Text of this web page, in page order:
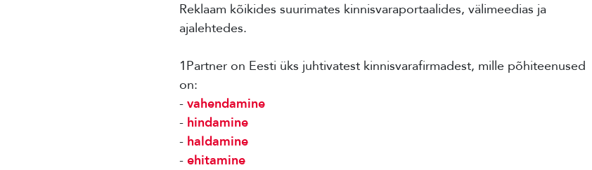
Reklaam kõikides suurimates kinnisvaraportaalides, välimeedias ja
ajalehtedes.
1Partner on Eesti üks juhtivatest kinnisvarafirmadest, mille põhiteenused
on:
- vahendamine
- hindamine
- haldamine
- ehitamine